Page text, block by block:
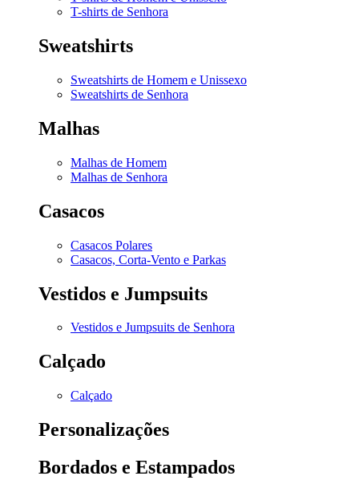
T-shirts de Senhora
Sweatshirts
Sweatshirts de Homem e Unissexo
Sweatshirts de Senhora
Malhas
Malhas de Homem
Malhas de Senhora
Casacos
Casacos Polares
Casacos, Corta-Vento e Parkas
Vestidos e Jumpsuits
Vestidos e Jumpsuits de Senhora
Calçado
Calçado
Personalizações
Bordados e Estampados